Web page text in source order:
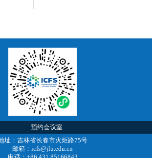
预约会议室
址：吉林省长春市火炬路75号
邮箱：icfs@jlu.edu.cn